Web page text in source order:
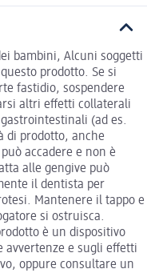
bambini, Alcuni soggetti
prodotto. Se si
fastidio, sospendere
altri effetti collaterali
(ad es.
di prodotto, anche
accadere e non è
alle gengive può
il dentista per
Mantenere il tappo e
si ostruisca.
è un dispositivo
avvertenze e sugli effetti
oppure consultare un